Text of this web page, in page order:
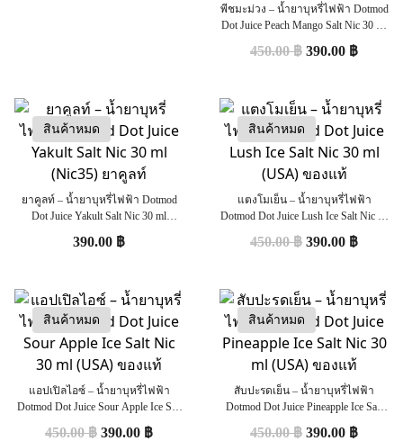
พีชมะม่วง – น้ำยาบุหรี่ไฟฟ้า Dotmod
Dot Juice Peach Mango Salt Nic 30 ml
450.00฿ 390.00 ฿
สินค้าหมด
ยาคูลท์ – น้ำยาบุหรี่ไฟฟ้า Dotmod
Dot Juice Yakult Salt Nic 30 ml
390.00 ฿
สินค้าหมด
แตงโมเย็น – น้ำยาบุหรี่ไฟฟ้า
Dotmod Dot Juice Lush Ice Salt Nic 30
450.00฿ 390.00 ฿
สินค้าหมด
แอปเปิลไอซ์ – น้ำยาบุหรี่ไฟฟ้า
Dotmod Dot Juice Sour Apple Ice Salt
450.00฿ 390.00 ฿
สินค้าหมด
สับปะรดเย็น – น้ำยาบุหรี่ไฟฟ้า
Dotmod Dot Juice Pineapple Ice Salt
450.00฿ 390.00 ฿